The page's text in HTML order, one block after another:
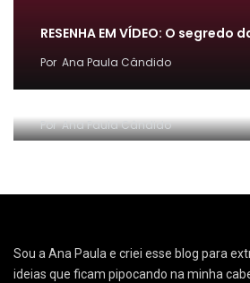
RESENHA EM VÍDEO: O segredo
Por Ana Paula Cândido
PorAna Paula Cândido
Sou a Ana Paula e criei esse blog para
ideias que ficam pipocando na minha